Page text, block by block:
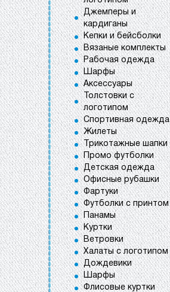
Джемперы и
кардиганы
Кепки и бейсболки
Вязаные комплекты
Рабочая одежда
Шарфы
Аксессуары
Толстовки с
логотипом
Спортивная одежда
Жилеты
Трикотажные шапки
Промо футболки
Детская одежда
Офисные рубашки
Фартуки
Футболки с принтом
Панамы
Куртки
Ветровки
Халаты с логотипом
Дождевики
Шарфы
Флисовые куртки